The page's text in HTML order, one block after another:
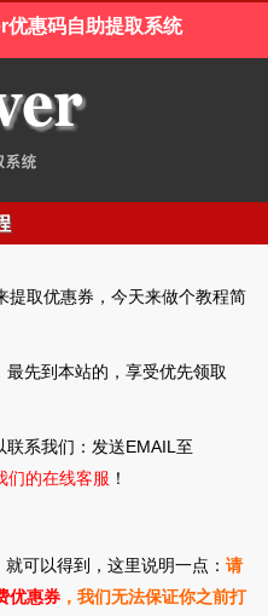
惠码自助提取系统
提取优惠券，今天来做个教程简
先到本站的，享受优先领取
系我们：发送EMAIL至
们的在线客服 ！
可以得到，这里说明一点： 请
优惠券 ，我们无法保证你之前打